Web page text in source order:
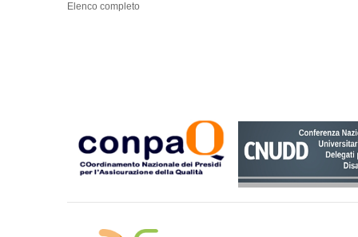
Elenco completo